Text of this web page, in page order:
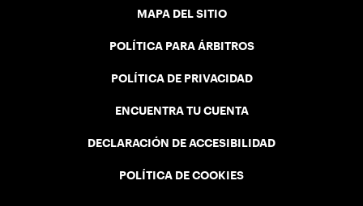
MAPA DEL SITIO
POLÍTICA PARA ÁRBITROS
POLÍTICA DE PRIVACIDAD
ENCUENTRA TU CUENTA
DECLARACIÓN DE ACCESIBILIDAD
POLÍTICA DE COOKIES